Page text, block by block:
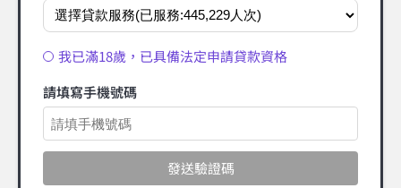
我已滿18歲，已具備法定申請貸款資格
請填寫手機號碼
發送驗證碼